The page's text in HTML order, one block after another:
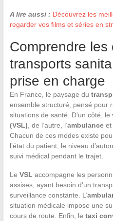
A lire aussi : Découvrez les
regarder vos films et séries en
Comprendre les
transports
prise en charge
En France, le paysage du
ensemble structuré, pensé pour
situations de santé. D’un côté, le
(VSL) , de l’autre, l’ambulanceet
Chacun de ces modes existe
l’état du patient, le niveau
suivi médical pendant le trajet.
Le VSL accompagne les
assises, ayant besoin d’un
surveillance constante. L’
situation médicale impose une
cours de route. Enfin, le taxi